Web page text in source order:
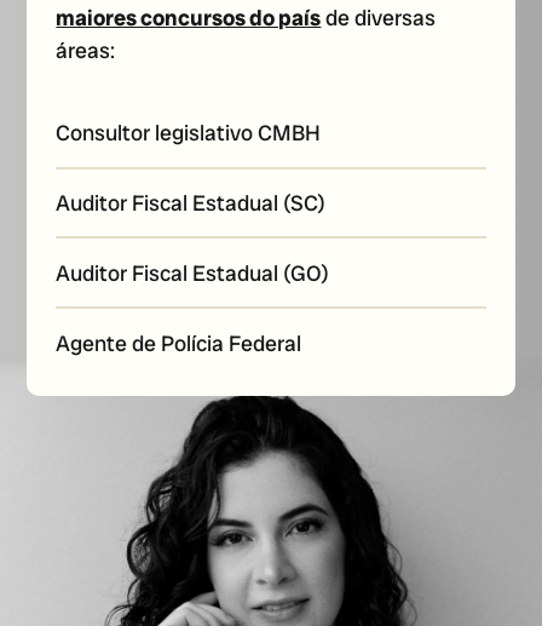
maiores concursos do paísde diversas
áreas:
Consultor legislativo CMBH
Auditor Fiscal Estadual (SC)
Auditor Fiscal Estadual (GO)
Agente de Polícia Federal